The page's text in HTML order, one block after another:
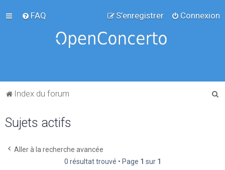
FAQ Connexion
S’enregistrer
Index du forum
Sujets actifs
Aller à la recherche avancée
0 résultat trouvé • Page 1 sur 1